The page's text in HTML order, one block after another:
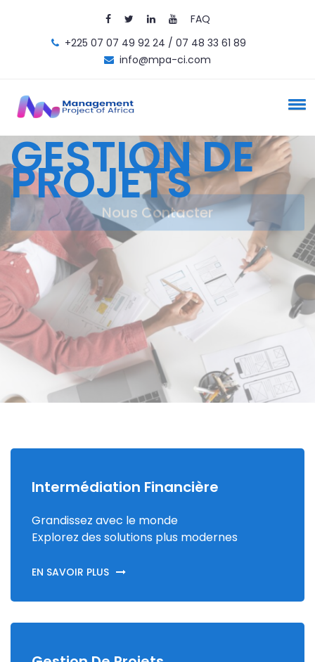
FAQ
+225 07 07 49 92 24 / 07 48 33 61 89
info@mpa-ci.com
GESTION DE
PROJETS
Nous Contacter
Intermédiation Financière
Grandissez avec le monde
Explorez des solutions plus modernes
EN SAVOIR PLUS